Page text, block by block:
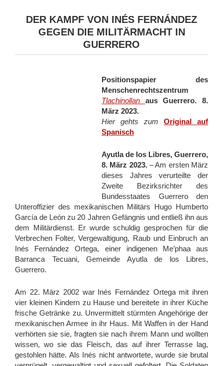
DER KAMPF VON INÉS FERNÁNDEZ
GEGEN DIE MILITÄRMACHT IN
GUERRERO
Positionspapier des
Menschenrechtszentrum
Tlachinollan aus Guerrero. 8.
März 2023.
Hier gehts zum Original auf
Spanisch
Ayutla de los Libres, Guerrero,
8. März 2023.– Am ersten März
dieses Jahres verurteilte der
Zweite Bezirksrichter des
Bundesstaates Guerrero den
Unteroffizier des mexikanischen Militärs Hugo Humberto
García de León zu 20 Jahren Gefängnis und entließ ihn aus
dem Militärdienst. Er wurde schuldig gesprochen für die
Verbrechen Folter, Vergewaltigung, Raub und Einbruch an
Inés Fernández Ortega, einer indigenen Me’phaa aus
Barranca Tecuani, Gemeinde Ayutla de los Libres,
Guerrero.
Am 22. März 2002 war Inés Fernández Ortega mit ihren
vier kleinen Kindern zu Hause und bereitete in ihrer Küche
frische Getränke zu. Unvermittelt stürmten Angehörige der
mexikanischen Armee in ihr Haus. Mit Waffen in der Hand
verhörten sie sie, fragten sie nach ihrem Mann und wollten
wissen, wo sie das Fleisch, das auf ihrer Terrasse lag,
gestohlen hätte. Als Inés nicht antwortete, wurde sie brutal